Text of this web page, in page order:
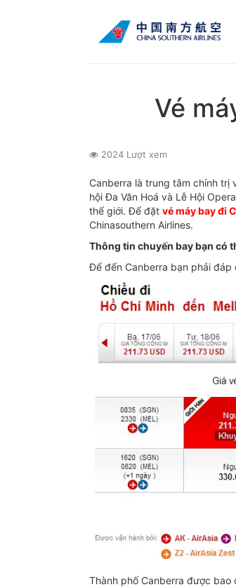
Vé
2024 Lượt xem
Canberra là trung tâm chính trị
hội Đa Văn Hoá và Lễ Hội
thế giới. Để đặt vé máy bay đi
Chinasouthern Airlines.
Thông tin chuyến bay bạn có
Để đến Canberra bạn phải đáp
Thành phố Canberra được